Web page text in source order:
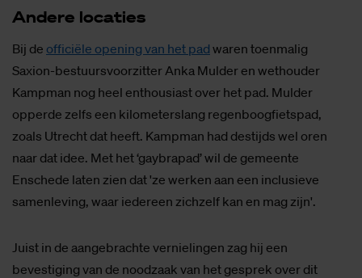
An­de­re lo­ca­ties
Bij de officiële opening van het pad waren toenmalig
Saxion-bestuursvoorzitter Anka Mulder en wethouder
Kampman nog heel enthousiast over het pad. Mulder
opperde zelfs een kilometerslang regenboogfietspad,
zoals Utrecht dat heeft. Kampman had destijds wel oren
naar dat idee. Met het ‘gaybrapad’ wil de gemeente
Enschede laten zien dat 'ze werken aan een inclusieve
samenleving, waar iedereen zichzelf kan en mag zijn'.
Juist in de aangebrachte vernielingen zag hij een
bevestiging van de noodzaak van het gesprek over dit